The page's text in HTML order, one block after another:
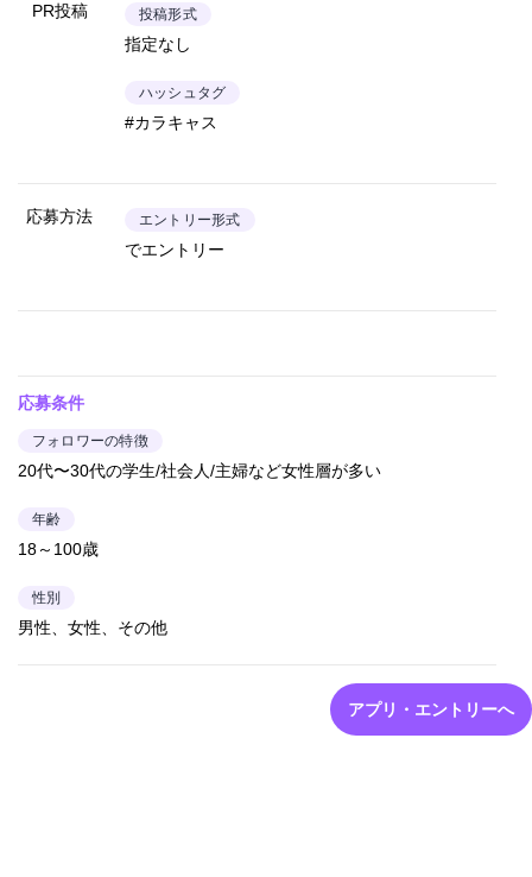
PR投稿 投稿形式
指定なし
ハッシュタグ
#カラキャス
応募方法 エントリー形式
でエントリー
応募条件
フォロワーの特徴
20代〜30代の学生/社会人/主婦など女性層が多い
年齢
18～100歳
性別
男性、女性、その他
アプリ・エントリーへ